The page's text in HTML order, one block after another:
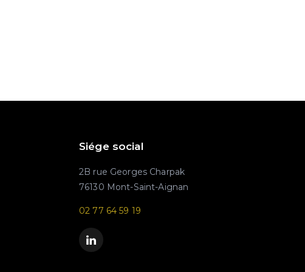
Siége social
2B rue Georges Charpak
76130 Mont-Saint-Aignan
02 77 64 59 19